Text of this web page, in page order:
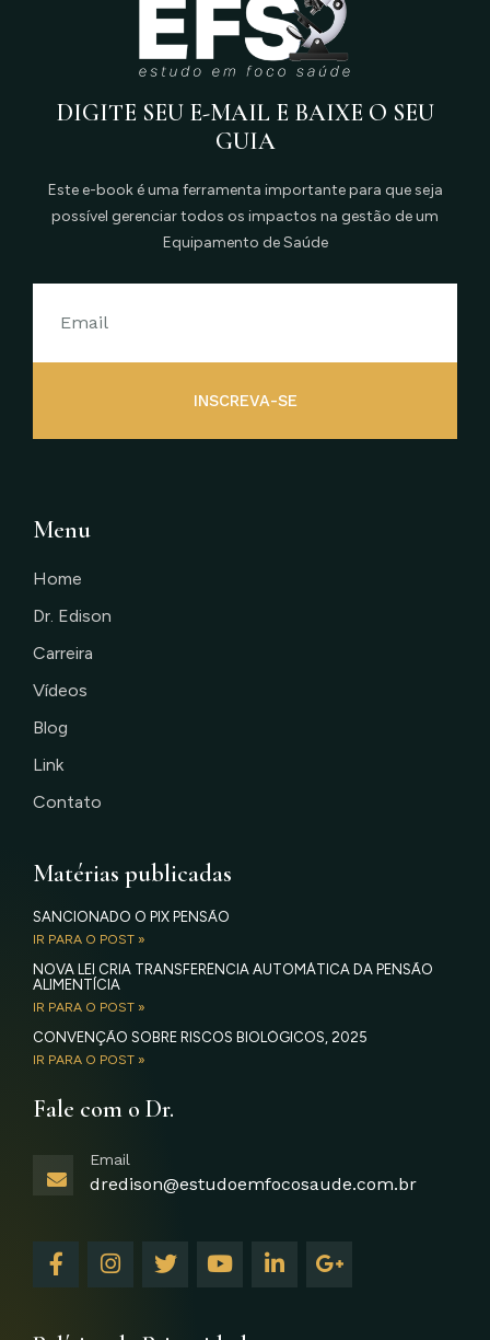
DIGITE SEU E-MAIL E BAIXE O SEU
GUIA
Este e-book é uma ferramenta importante para que seja
possível gerenciar todos os impactos na gestão de um
Equipamento de Saúde
INSCREVA-SE
Menu
Home
Dr. Edison
Carreira
Vídeos
Blog
Link
Contato
Matérias publicadas
SANCIONADO O PIX PENSÃO
IR PARA O POST »
NOVA LEI CRIA TRANSFERÊNCIA AUTOMÁTICA DA PENSÃO
ALIMENTÍCIA
IR PARA O POST »
CONVENÇÃO SOBRE RISCOS BIOLÓGICOS, 2025
IR PARA O POST »
Fale com o Dr.
Email
dredison@estudoemfocosaude.com.br
F
a
I
n
T
w
Y
o
L
i
G
o